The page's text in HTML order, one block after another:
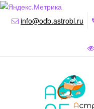
info@odb.astrobl.ru